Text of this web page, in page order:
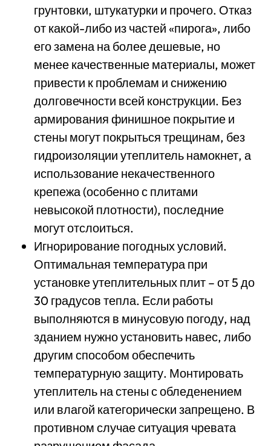
грунтовки, штукатурки и прочего. Отказ
от какой-либо из частей «пирога», либо
его замена на более дешевые, но
менее качественные материалы, может
привести к проблемам и снижению
долговечности всей конструкции. Без
армирования финишное покрытие и
стены могут покрыться трещинам, без
гидроизоляции утеплитель намокнет, а
использование некачественного
крепежа (особенно с плитами
невысокой плотности), последние
могут отслоиться.
Игнорирование погодных условий.
Оптимальная температура при
установке утеплительных плит – от 5 до
30 градусов тепла. Если работы
выполняются в минусовую погоду, над
зданием нужно установить навес, либо
другим способом обеспечить
температурную защиту. Монтировать
утеплитель на стены с обледенением
или влагой категорически запрещено. В
противном случае ситуация чревата